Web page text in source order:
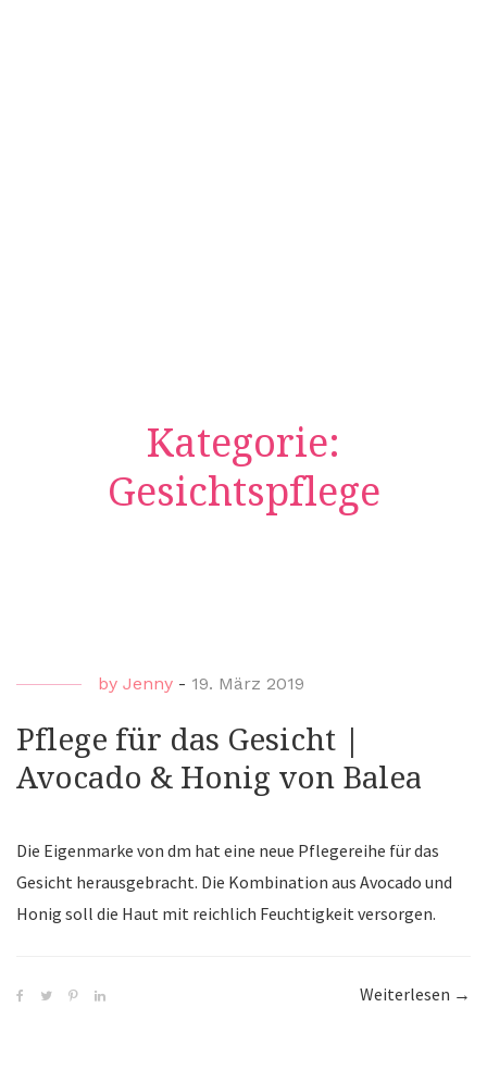
Kategorie:
Gesichtspflege
by Jenny - 19. März 2019
Pflege für das Gesicht |
Avocado & Honig von Balea
Die Eigenmarke von dm hat eine neue Pflegereihe für das
Gesicht herausgebracht. Die Kombination aus Avocado und
Honig soll die Haut mit reichlich Feuchtigkeit versorgen.
Weiterlesen →